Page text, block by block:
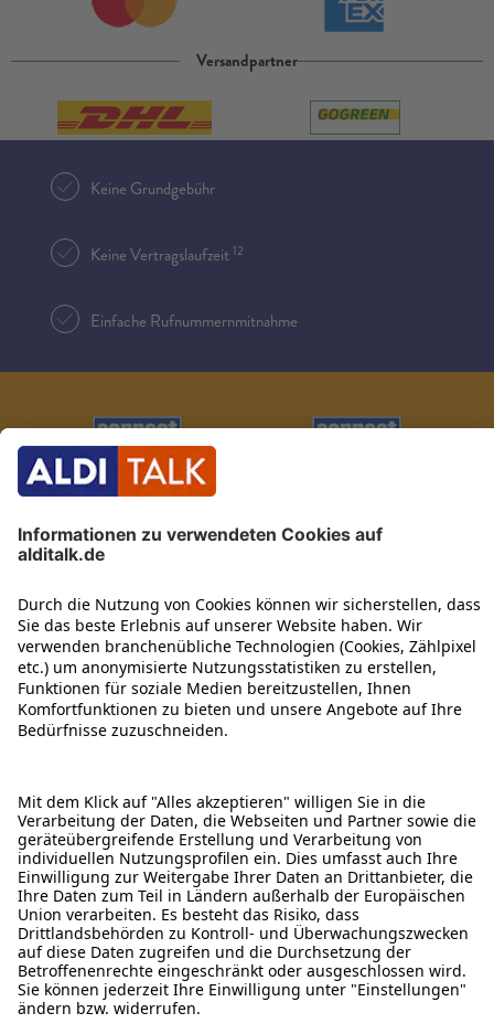
Versandpartner
Keine Grundgebühr
Keine Vertragslaufzeit12
Einfache Rufnummernmitnahme
ÜBER DIESE SEITE
ALDI TALK WEBSHOP
ALDI TALK MOBILFUNK
HILFE-THEMEN
ALDI SERVICES